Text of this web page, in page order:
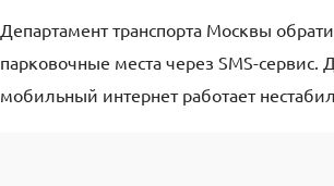
Департамент транспорта Москвы
парковочные места через SMS-сервис.
мобильный интернет работает